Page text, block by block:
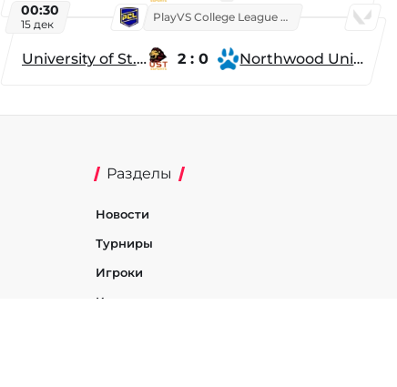
00:30
15 дек
PlayVS College League 2025: Fall
University of St. Thomas 2 : 0 Northwood University
Разделы
Новости
Турниры
Игроки
Команды